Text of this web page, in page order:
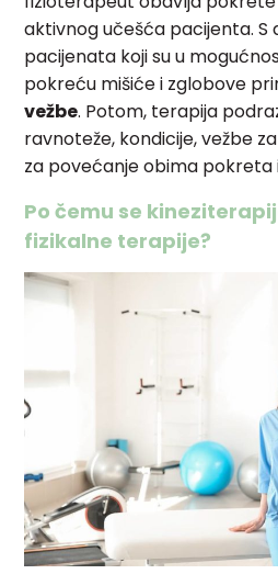
aktivnog učešća pacijenta. S
pacijenata koji su u
pokreću mišiće i zglobove
vežbe. Potom, terapija
ravnoteže, kondicije, vežbe
za povećanje obima pokreta
Po čemu se
fizikalne terapije?